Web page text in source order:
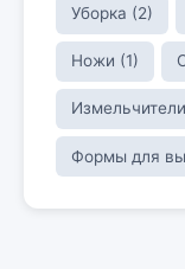
Уборка (2)
Ножи (1)
Формы для